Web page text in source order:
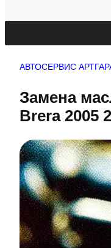
АВТОСЕРВИС
Замена
Brera 2005